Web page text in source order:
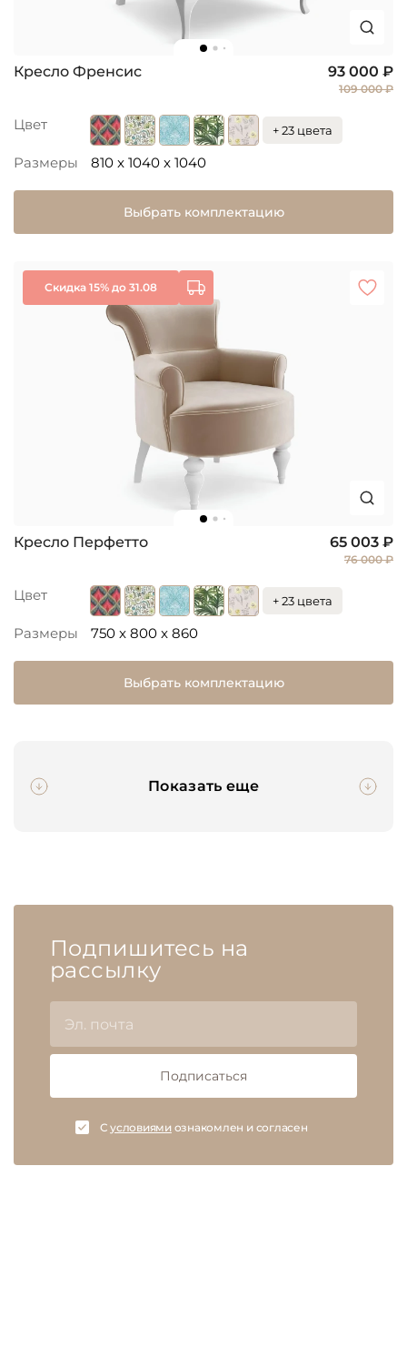
Кресло Френсис 93 000 ₽
109 000 ₽
Цвет + 23 цвета
Размеры 810 x 1040 x 1040
Выбрать комплектацию
Скидка 15% до 31.08
Кресло Перфетто 65 003 ₽
76 000 ₽
Цвет + 23 цвета
Размеры 750 x 800 x 860
Выбрать комплектацию
Показать еще
Подпишитесь на
рассылку
Подписаться
Cусловиямиознакомлен и согласен